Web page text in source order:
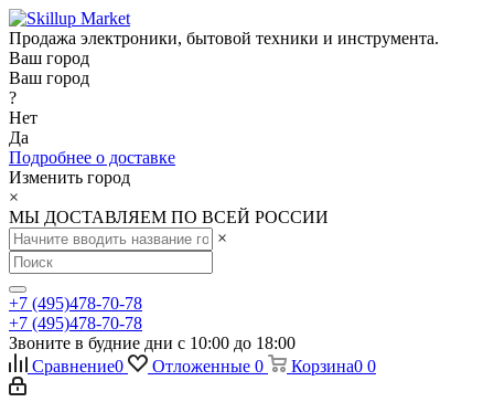
Продажа электроники, бытовой техники и инструмента.
Ваш город
Ваш город
?
Нет
Да
Подробнее о доставке
Изменить город
×
МЫ ДОСТАВЛЯЕМ ПО ВСЕЙ РОССИИ
×
+7 (495)478-70-78
+7 (495)478-70-78
Звоните в будние дни с 10:00 до 18:00
Сравнение0 Отложенные 0 Корзина0 0